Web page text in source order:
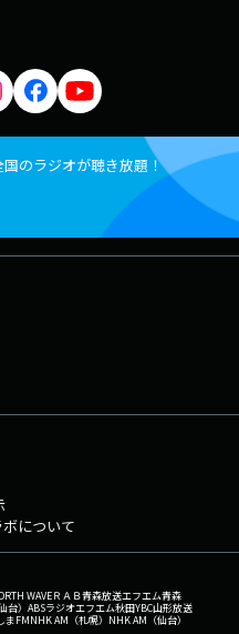
のラジオが聴き放題！
について
WAVEＲＡＢ青森放送エフエム青森
） ABSラジオエフエム秋田YBC山形放送
まFMNHK AM（札幌） NHK AM（仙台）